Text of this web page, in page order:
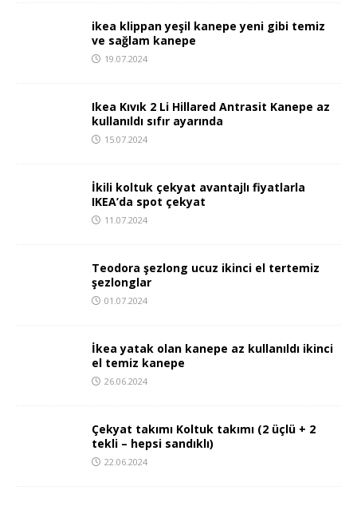
ikea klippan yeşil kanepe yeni gibi temiz
ve sağlam kanepe
19.07.2024
Ikea Kıvık 2 Li Hillared Antrasit Kanepe az
kullanıldı sıfır ayarında
15.07.2024
İkili koltuk çekyat avantajlı fiyatlarla
IKEA’da spot çekyat
11.07.2024
Teodora şezlong ucuz ikinci el tertemiz
şezlonglar
01.07.2024
İkea yatak olan kanepe az kullanıldı ikinci
el temiz kanepe
26.06.2024
Çekyat takımı Koltuk takımı (2 üçlü + 2
tekli – hepsi sandıklı)
22.06.2024